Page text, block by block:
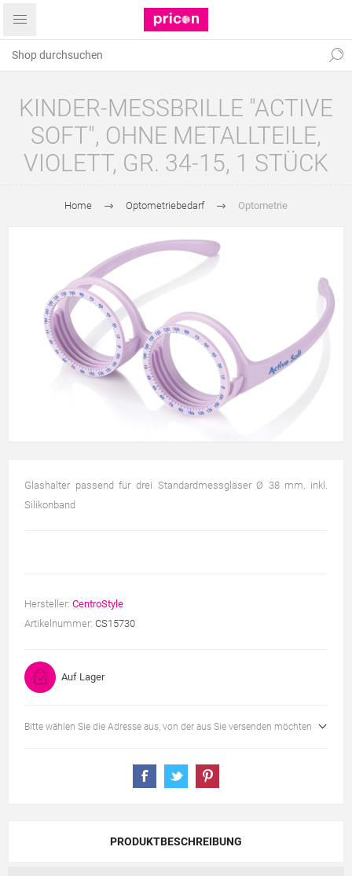
KINDER-MESSBRILLE "ACTIVE
SOFT", OHNE METALLTEILE,
VIOLETT, GR. 34-15, 1 STÜCK
Home Optometriebedarf Optometrie
Glashalter passend für drei Standardmessgläser Ø 38 mm, inkl.
Silikonband
Hersteller: CentroStyle
Artikelnummer: CS15730
Auf Lager
Bitte wählen Sie die Adresse aus, von der aus Sie versenden möchten
PRODUKTBESCHREIBUNG